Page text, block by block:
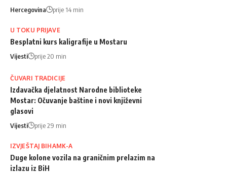
Hercegovina prije 14 min
U TOKU PRIJAVE
Besplatni kurs kaligrafije u Mostaru
Vijesti prije 20 min
ČUVARI TRADICIJE
Izdavačka djelatnost Narodne biblioteke
Mostar: Očuvanje baštine i novi književni
glasovi
Vijesti prije 29 min
IZVJEŠTAJ BIHAMK-A
Duge kolone vozila na graničnim prelazim na
izlazu iz BiH